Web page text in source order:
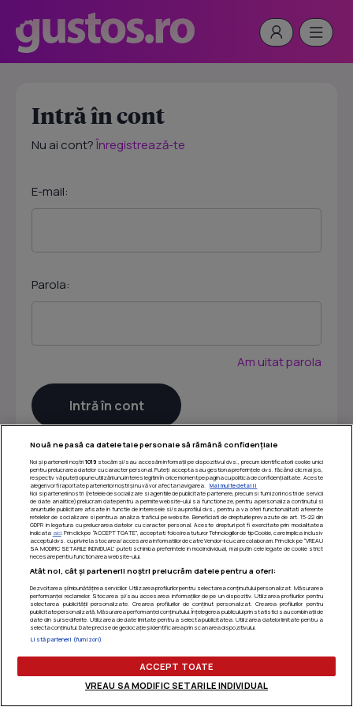
Intră în cont
Nu ai cont?Înregistrează-te
E-mail:
Parola:
Am uitat parola
Termeni si conditii|Politica de confidentialitate|Politica
de utilizare cookie-uri|Gestionați preferințele
Nouă ne pasă ca datele tale personale să rămână confidențiale
Noi și partenerii noștri 1019stocăm și/sau accesăm informații pe dispozitivul dvs., precum identificatorii cookie unici
pentru prelucrarea datelor cu caracter personal. Puteți accepta sau gestiona preferințele dvs. făcând clic mai jos,
respectiv vă puteți opune utilizării unui interes legitim în orice moment pe pagina cu politica de confidențialitate. Aceste
alegeri vor fi raportate partenerilor noștri și nu vă vor afecta navigarea.
Mai multe detalii
Noi si partenerii nostri (retelele de socializare si agentiile de publicitate partenere, precum si furnizorii nostri de servicii
de date analitice) prelucram date pentru a permite website-ului sa functioneze, pentru a personaliza continutul si
anunturile publicitare afisate in functie de interesele si/sau profilul dvs., pentru a va oferi functionalitati aferente
retelelor de socializare si pentru a analiza traficul pe website. Beneficiati de drepturile prevazute de art. 15-22 din
GDPR in legatura cu prelucrarea datelor cu caracter personal. Aceste drepturi pot fi exercitate prin modalitatea
indicata aici. Prin click pe “ACCEPT TOATE”, acceptati folosirea tuturor Tehnologiilor de tip Cookie, care implica inclusiv
acceptul dvs. cu privire la stocarea/accesarea informatiilor de catre Vendor-ii cu care colaboram. Prin click pe “VREAU
SA MODIFIC SETARILE INDIVIDUAL” puteti schimba preferintele in mod individual, mai putin cele legate de cookie strict
necesare pentru functionarea website-ului.
Atât noi, cât și partenerii noștri prelucrăm datele pentru a oferi:
Dezvoltarea și îmbunătățirea serviciilor. Utilizarea profilurilor pentru selectarea conținutului personalizat. Măsurarea
performanței reclamelor. Stocarea și/sau accesarea informațiilor de pe un dispozitiv. Utilizarea profilurilor pentru
selectarea publicității personalizate. Crearea profilurilor de conținut personalizat. Crearea profilurilor pentru
publicitate personalizată. Măsurarea performanței conținutului. Înțelegerea publicului prin statistici sau combinații de
date din surse diferite. Utilizarea de date limitate pentru a selecta publicitatea. Utilizarea datelor limitate pentru a
selecta conținutul. Date precise de geolocație și identificarea prin scanarea dispozitivului.
Listă parteneri (furnizori)
ACCEPT TOATE
VREAU SA MODIFIC SETARILE INDIVIDUAL